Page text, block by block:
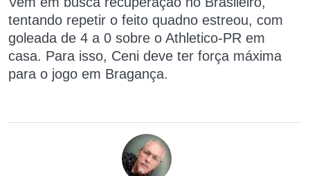
tentando repetir o feito quadno estreou, com
goleada de 4 a 0 sobre o Athletico-PR em
casa. Para isso, Ceni deve ter força máxima
para o jogo em Bragança.